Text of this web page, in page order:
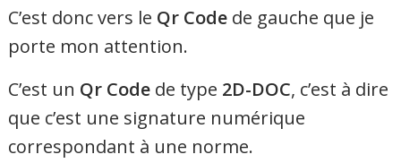
C’est donc vers le Qr Code de gauche que je
porte mon attention.
C’est un Qr Code de type 2D-DOC, c’est à dire
que c’est une signature numérique
correspondant à une norme.